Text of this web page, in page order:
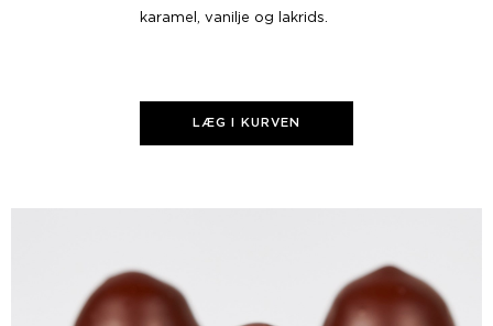
karamel, vanilje og lakrids.
LÆG I KURVEN